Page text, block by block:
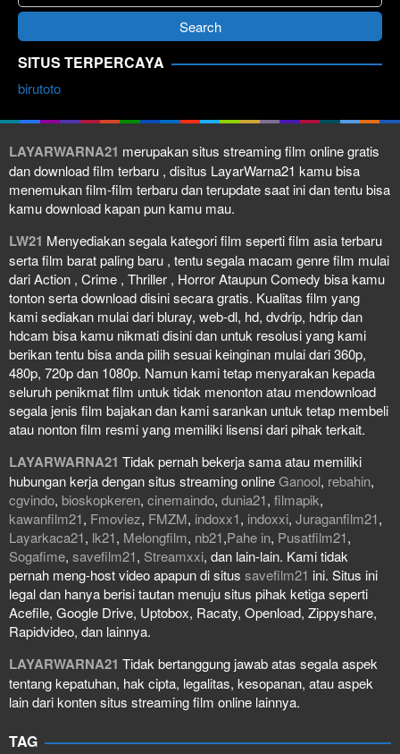
SITUS TERPERCAYA
birutoto
LAYARWARNA21 merupakan situs streaming film online gratis
dan download film terbaru , disitus LayarWarna21 kamu bisa
menemukan film-film terbaru dan terupdate saat ini dan tentu bisa
kamu download kapan pun kamu mau.
LW21 Menyediakan segala kategori film seperti film asia terbaru
serta film barat paling baru , tentu segala macam genre film mulai
dari Action , Crime , Thriller , Horror Ataupun Comedy bisa kamu
tonton serta download disini secara gratis. Kualitas film yang
kami sediakan mulai dari bluray, web-dl, hd, dvdrip, hdrip dan
hdcam bisa kamu nikmati disini dan untuk resolusi yang kami
berikan tentu bisa anda pilih sesuai keinginan mulai dari 360p,
480p, 720p dan 1080p. Namun kami tetap menyarakan kepada
seluruh penikmat film untuk tidak menonton atau mendownload
segala jenis film bajakan dan kami sarankan untuk tetap membeli
atau nonton film resmi yang memiliki lisensi dari pihak terkait.
LAYARWARNA21 Tidak pernah bekerja sama atau memiliki
hubungan kerja dengan situs streaming onlineGanool, rebahin,
cgvindo, bioskopkeren, cinemaindo, dunia21, filmapik,
kawanfilm21, Fmoviez, FMZM, indoxx1, indoxxi, Juraganfilm21,
Layarkaca21, lk21, Melongfilm, nb21,Pahe in, Pusatfilm21,
Sogafime, savefilm21, Streamxxi, dan lain-lain. Kami tidak
pernah meng-host video apapun di situs savefilm21 ini. Situs ini
legal dan hanya berisi tautan menuju situs pihak ketiga seperti
Acefile, Google Drive, Uptobox, Racaty, Openload, Zippyshare,
Rapidvideo, dan lainnya.
LAYARWARNA21 Tidak bertanggung jawab atas segala aspek
tentang kepatuhan, hak cipta, legalitas, kesopanan, atau aspek
lain dari konten situs streaming film online lainnya.
TAG